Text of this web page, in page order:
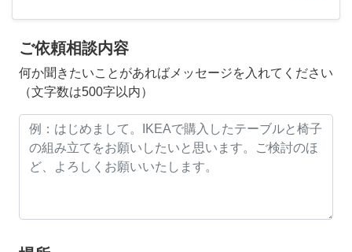
ご依頼相談内容
何か聞きたいことがあればメッセージを入れてください
（文字数は500字以内）